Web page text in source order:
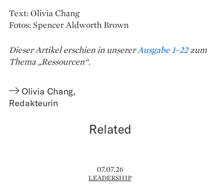
Text: Olivia Chang
Fotos: Spencer Aldworth Brown
Dieser Artikel erschien in unsererAusgabe 1–22zum
Thema „Ressourcen“.
Olivia Chang,
Redakteurin
Related
07.07.26
LEADERSHIP